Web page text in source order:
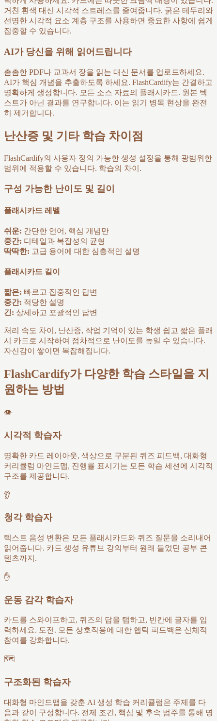
거친 흰색 대신 시각적 스트레스를 줄여줍니다. 굵은 테두리와
선명한 시각적 요소 계층 구조를 사용하면 중요한 사항에 쉽게
집중할 수 있습니다.
AI가 당신을 위해 읽어드립니다
촘촘한 PDF나 교과서 장을 읽는 대신 문서를 업로드하세요.
AI가 핵심 개념을 추출하도록 하세요. FlashCardify는 간결하고
명확하게 생성합니다. 모든 소스 자료의 플래시카드. 원본 텍
스트가 아닌 결과를 연구합니다. 이는 읽기 병목 현상을 완전
히 제거합니다.
난산증 및 기타 학습 차이점
FlashCardify의 사용자 정의 가능한 생성 설정을 통해 광범위한
범위에 적용할 수 있습니다. 학습의 차이.
구성 가능한 난이도 및 길이
플래시카드 레벨
쉬운: 간단한 언어, 핵심 개념만
중간: 디테일과 복잡성의 균형
딱딱한: 고급 용어에 대한 심층적인 설명
플래시카드 길이
짧은: 빠르고 집중적인 답변
중간: 적당한 설명
긴: 상세하고 포괄적인 답변
처리 속도 차이, 난산증, 작업 기억이 있는 학생 쉽고 짧은 플래
시 카드로 시작하여 점차적으로 난이도를 높일 수 있습니다.
자신감이 쌓이면 복잡해집니다.
FlashCardify가 다양한 학습 스타일을 지
원하는 방법
👁
시각적 학습자
명확한 카드 레이아웃, 색상으로 구분된 퀴즈 피드백, 대화형
커리큘럼 마인드맵, 진행률 표시기는 모든 학습 세션에 시각적
구조를 제공합니다.
👂
청각 학습자
텍스트 음성 변환은 모든 플래시카드와 퀴즈 질문을 소리내어
읽어줍니다. 카드 생성 유튜브 강의부터 원래 들었던 공부 콘
텐츠까지.
✋
운동 감각 학습자
카드를 스와이프하고, 퀴즈의 답을 탭하고, 빈칸에 글자를 입
력하세요. 도전. 모든 상호작용에 대한 햅틱 피드백은 신체적
참여를 강화합니다.
🗺
구조화된 학습자
대화형 마인드맵을 갖춘 AI 생성 학습 커리큘럼은 주제를 다
음과 같이 구성합니다. 전제 조건, 핵심 및 후속 범주를 통해 명